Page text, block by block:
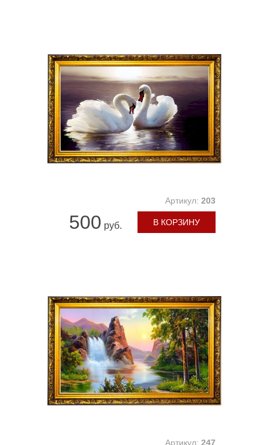
Артикул: 203
500 руб. В КОРЗИНУ
Артикул: 247